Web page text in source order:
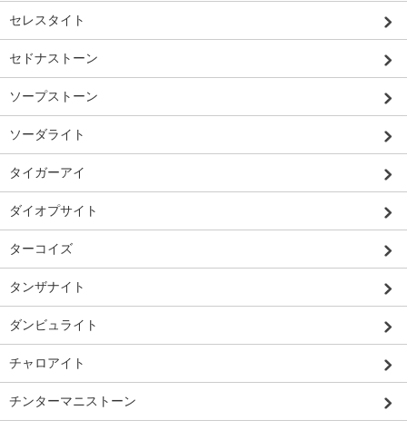
セレスタイト
セドナストーン
ソープストーン
ソーダライト
タイガーアイ
ダイオプサイト
ターコイズ
タンザナイト
ダンビュライト
チャロアイト
チンターマニストーン